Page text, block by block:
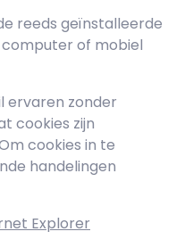
reeds geïnstalleerde
of mobiel
ervaren zonder
cookies zijn
cookies in te
handelingen
Explorer